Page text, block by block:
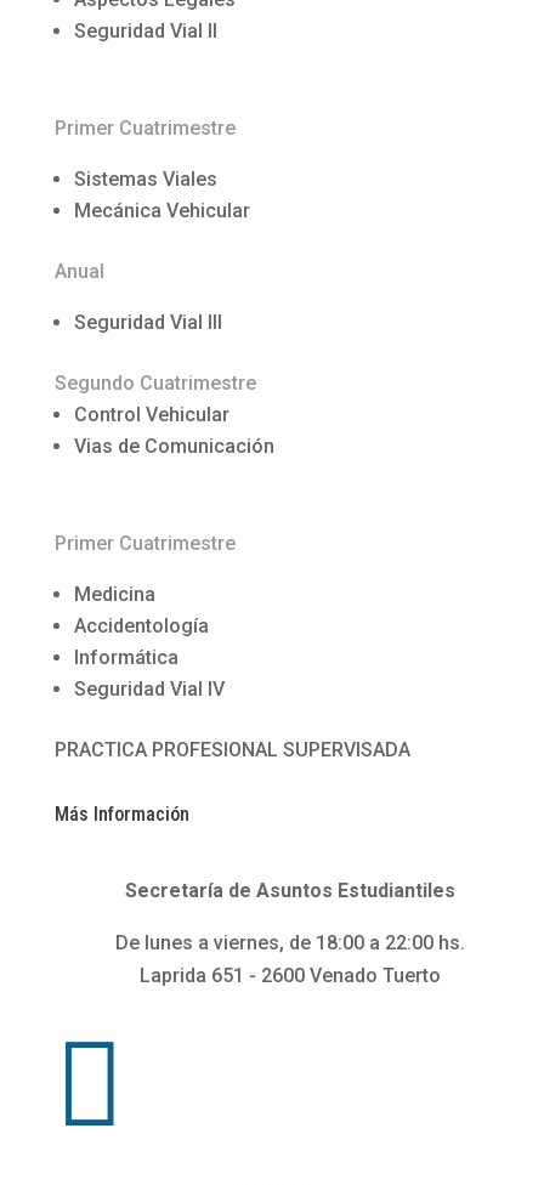
Seguridad Vial II
Primer Cuatrimestre
Sistemas Viales
Mecánica Vehicular
Anual
Seguridad Vial III
Segundo Cuatrimestre
Control Vehicular
Vias de Comunicación
Primer Cuatrimestre
Medicina
Accidentología
Informática
Seguridad Vial IV
PRACTICA PROFESIONAL SUPERVISADA
Más Información
Secretaría de Asuntos Estudiantiles
De lunes a viernes, de 18:00 a 22:00 hs.
Laprida 651 - 2600 Venado Tuerto
